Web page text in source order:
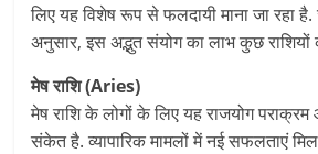
लिए यह विशेष रूप से फलदायी माना जा रहा
अनुसार, इस अद्भुत संयोग का लाभ कुछ राशियों
मेष राशि (Aries)
मेष राशि के लोगों के लिए यह राजयोग
संकेत है. व्यापारिक मामलों में नई सफलताएं